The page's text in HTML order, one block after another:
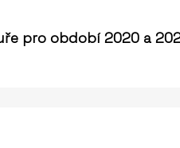
pro období 2020 a